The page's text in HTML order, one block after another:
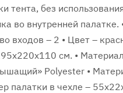
тента, без
во внутренней
входов – 2 • Цвет –
см. •
Polyester •
в чехле –